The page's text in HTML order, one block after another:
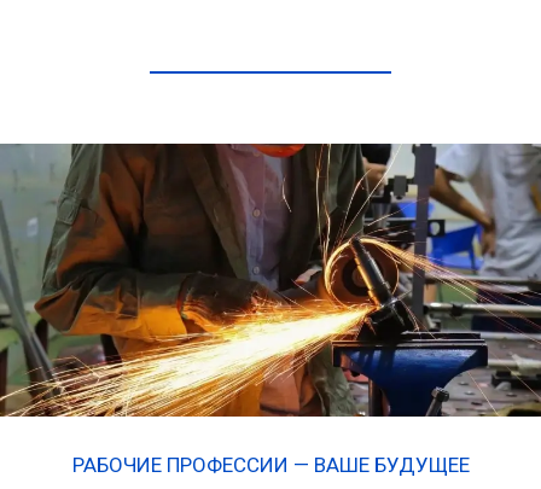
РАБОЧИЕ ПРОФЕССИИ — ВАШЕ БУДУЩЕЕ